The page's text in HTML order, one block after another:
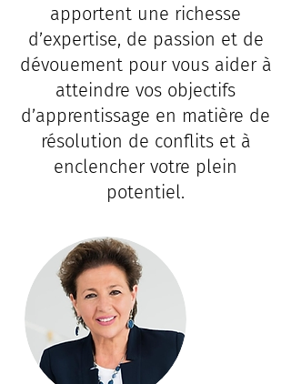
apportent une richesse
d’expertise, de passion et de
dévouement pour vous aider à
atteindre vos objectifs
d’apprentissage en matière de
résolution de conflits et à
enclencher votre plein
potentiel.